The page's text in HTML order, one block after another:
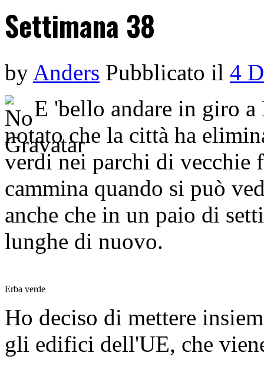
Settimana 38
by Anders Pubblicato il 4
E 'bello andare in giro
notato che la città ha
verdi nei parchi di vecchie
cammina quando si può
anche che in un paio di
lunghe di nuovo.
Erba verde
Ho deciso di mettere
gli edifici dell'UE, che